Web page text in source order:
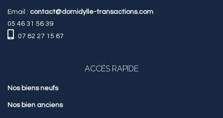
Email : contact@domidylle-transactions.com
05 46 31 56 39
07 82 27 15 67
ACCÉS RAPIDE
Nos biens neufs
Nos bien anciens